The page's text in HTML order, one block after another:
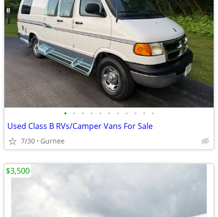
• • • • • • • • • • •
Used Class B RVs/Camper Vans For Sale
7/30 Gurnee
$3,500